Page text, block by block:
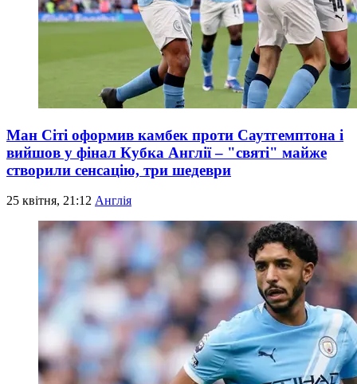
Ман Сіті оформив камбек проти Саутгемптона і
вийшов у фінал Кубка Англії – "святі" майже
створили сенсацію, три шедеври
25 квітня, 21:12 Англія